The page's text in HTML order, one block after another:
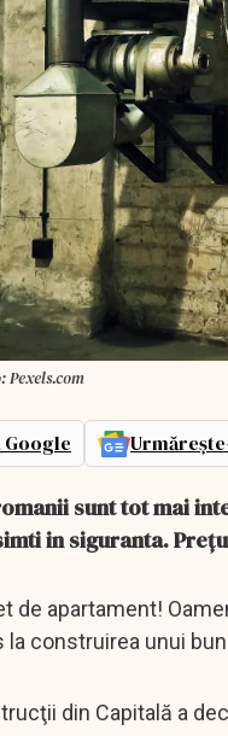
Pexels.com
Google
sunt tot mai
in siguranta.
de apartament!
construirea unui
din Capitală a